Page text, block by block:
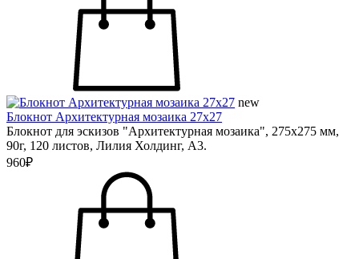
new
Блокнот Архитектурная мозаика 27х27
Блокнот для эскизов "Архитектурная мозаика", 275х275 мм,
90г, 120 листов, Лилия Холдинг, А3.
960₽